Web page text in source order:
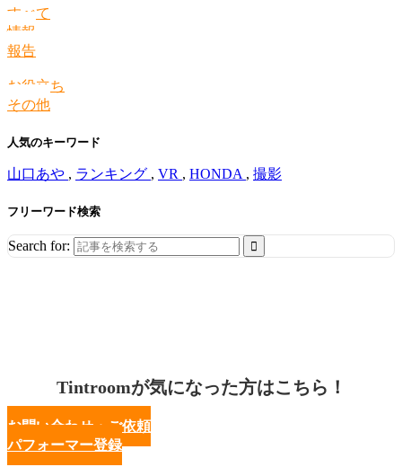
すべて
情報
報告
お役立ち
その他
人気のキーワード
山口あや , ランキング , VR , HONDA , 撮影
フリーワード検索
Search for:
Tintroomが気になった方はこちら！
お問い合わせ・ご依頼
パフォーマー登録